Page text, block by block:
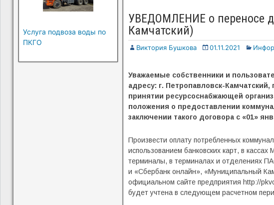
УВЕДОМЛЕНИЕ о переносе
Камчатский)
Виктория Бушкова 01.11.2021
Уважаемые собственники и
адресу: г. Петропавловск-
принятии ресурсоснабжающей
положения о предоставлении
заключении такого договора с «01»
Произвести оплату потребленных
использованием банковских карт, в
терминалы, в терминалах и отделениях
и «Сбербанк онлайн», «Муниципальный
официальном сайте предприятия http://
будет учтена в следующем расчетном
Услуга подвоза воды по
ПКГО